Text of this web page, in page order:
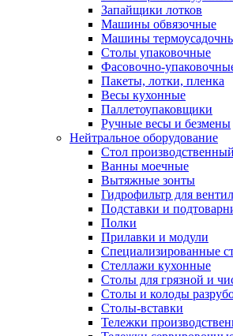
Запайщики лотков
Машины обвязочные
Машины
Столы упаковочные
Фасовочно-
Пакеты, лотки, пленка
Весы кухонные
Паллетоупаковщики
Ручные весы и безмены
Нейтральное оборудование
Cтол производственный
Ванны моечные
Вытяжные зонты
Гидрофильтр для
Подставки и
Полки
Прилавки и модули
Специализированные
Стеллажи кухонные
Столы для грязной и
Столы и колоды
Столы-вставки
Тележки